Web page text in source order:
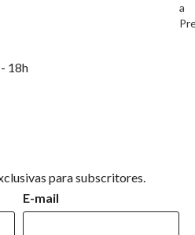
a
18h
para subscritores.
E-mail